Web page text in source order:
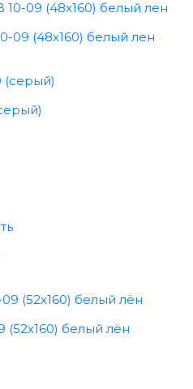
09 (48x160) белый лен
(52x160) белый лён